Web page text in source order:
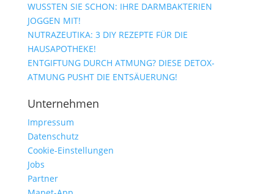
WUSSTEN SIE SCHON: IHRE DARMBAKTERIEN
JOGGEN MIT!
NUTRAZEUTIKA: 3 DIY REZEPTE FÜR DIE
HAUSAPOTHEKE!
ENTGIFTUNG DURCH ATMUNG? DIESE DETOX-
ATMUNG PUSHT DIE ENTSÄUERUNG!
Unternehmen
Impressum
Datenschutz
Cookie-Einstellungen
Jobs
Partner